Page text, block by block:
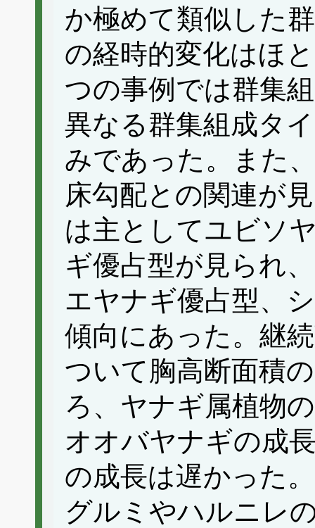
か極めて類似した
の経時的変化はほ
つの事例では群集
異なる群集組成タ
みであった。また
床勾配との関連が
は主としてユビソ
ギ優占型が見られ
エヤナギ優占型、
傾向にあった。継
ついて胸高断面積
ろ、ヤナギ属植物
オオバヤナギの成
の成長は遅かった
グルミやハルニレ